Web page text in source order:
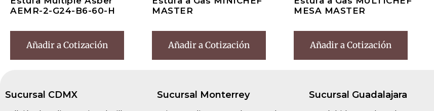
AEMR-2-G24-B6-60-H
Añadir a Cotización
MASTER
Añadir a Cotización
MESA MASTER
Añadir a Cotización
Sucursal CDMX Sucursal Monterrey Sucursal Guadalajara